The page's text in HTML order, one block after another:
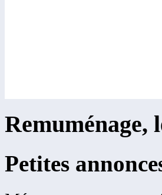
Remuménage,
Petites